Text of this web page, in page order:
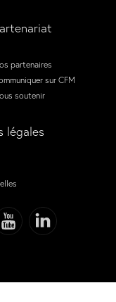
partenaires
sur CFM
soutenir
légales